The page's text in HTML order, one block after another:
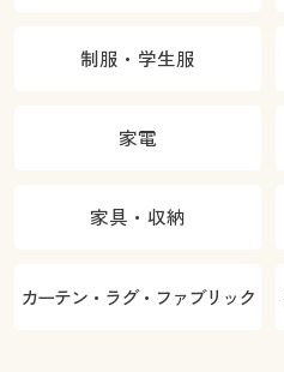
制服・学生服
家電
家具・収納
カーテン・ラグ・ファブリック